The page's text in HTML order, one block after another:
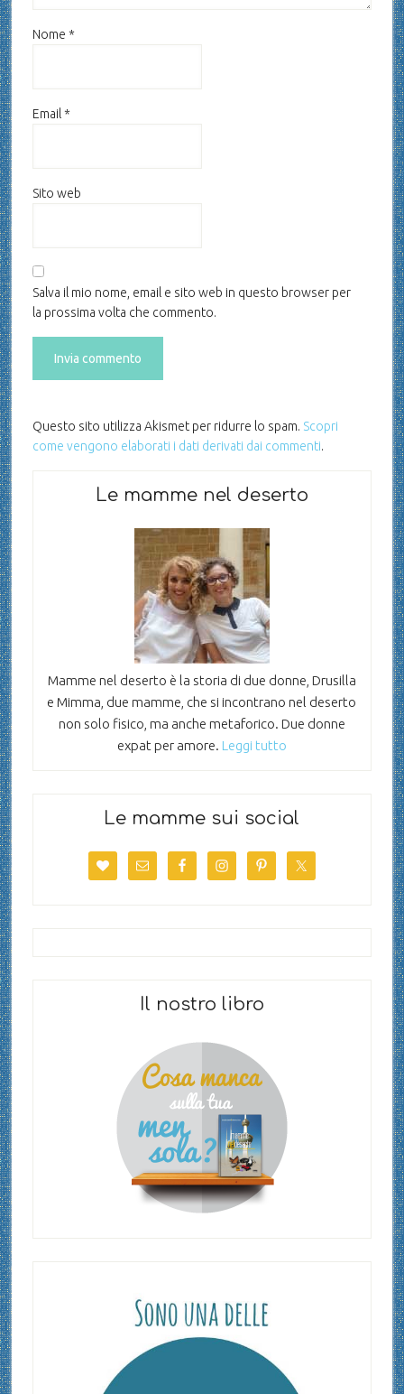
Nome *
Email *
Sito web
Salva il mio nome, email e sito web in questo browser per
la prossima volta che commento.
Questo sito utilizza Akismet per ridurre lo spam. Scopri
come vengono elaborati i dati derivati dai commenti.
Le mamme nel deserto
Mamme nel deserto è la storia di due donne, Drusilla
e Mimma, due mamme, che si incontrano nel deserto
non solo fisico, ma anche metaforico. Due donne
expat per amore. Leggi tutto
Le mamme sui social
Il nostro libro